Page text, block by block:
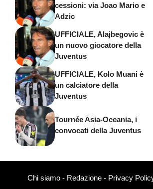
cessioni: via Joao Mario e
Adzic
UFFICIALE, Alajbegovic è
un nuovo giocatore della
Juventus
UFFICIALE, Kolo Muani è
un calciatore della
Juventus
Tournée Asia-Oceania, i
convocati della Juventus
Chi siamo- Redazione- Privacy